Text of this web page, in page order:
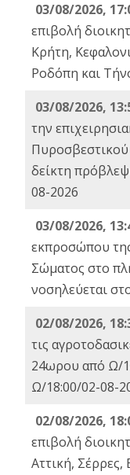
03/08/2026,
επιβολή
Κρήτη,
Ροδόπη και
03/08/2026,
την
δείκτη
08-2026
03/08/2026,
εκπροσώπου
Σώματος στο
νοσηλεύεται
02/08/2026,
τις
24ωρου από Ω/
Ω/18:00/02-08-
02/08/2026,
επιβολή
Αττική,